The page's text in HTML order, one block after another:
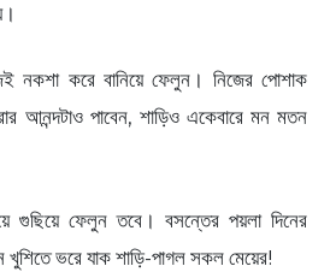
নকশা করে বানিয়ে ফেলুন। নিজের পোশাক
আনন্দটাও পাবেন, শাড়িও একেবারে মন মতন
গুছিয়ে ফেলুন তবে। বসন্তের পয়লা দিনের
খুশিতে ভরে যাক শাড়ি-পাগল সকল মেয়ের!